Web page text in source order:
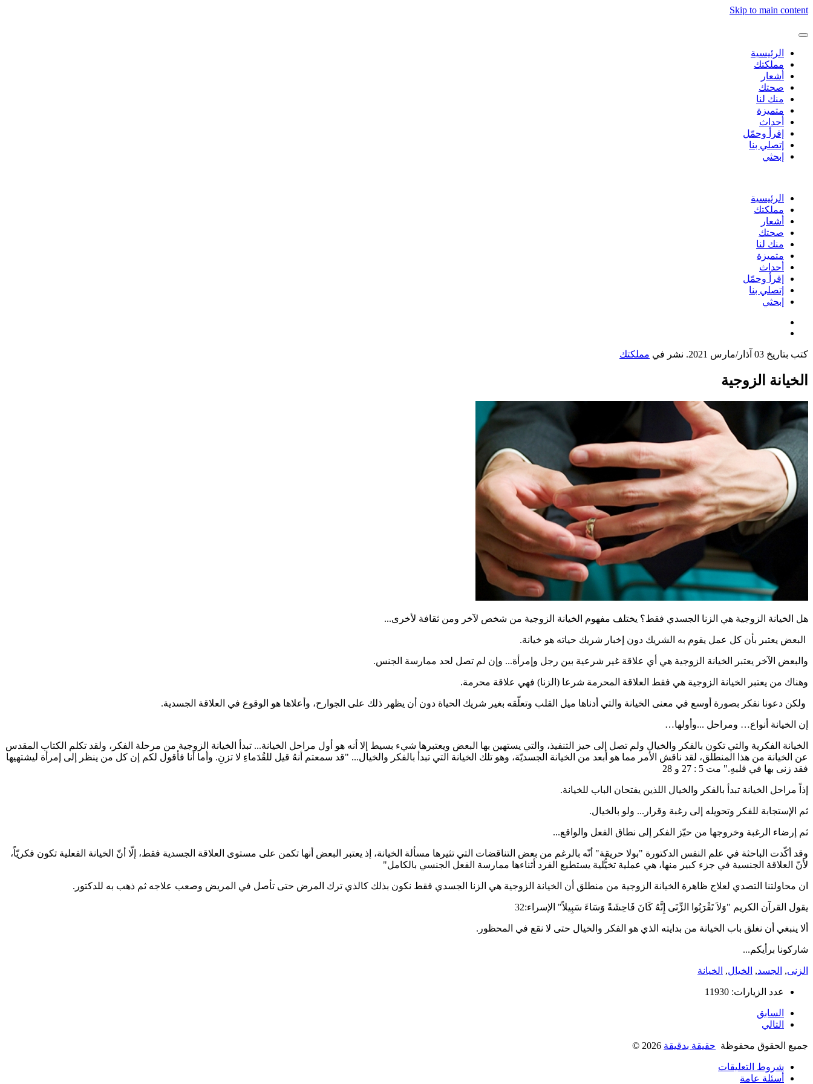
Skip to main content
الرئيسية
مملكتك
أشعار
صحتك
منك لنا
متميزة
أحداث
إقرأ وحمّل
إتصلي بنا
إبحثي
الرئيسية
مملكتك
أشعار
صحتك
منك لنا
متميزة
أحداث
إقرأ وحمّل
إتصلي بنا
إبحثي
كتب بتاريخ 03 آذار/مارس 2021 . نشر في مملكتك
الخيانة الزوجية
هل الخيانة الزوجية هي الزنا الجسدي فقط؟ يختلف مفهوم الخيانة الزوجية من شخص لآخر ومن ثقافة لأخرى...
البعض يعتبر بأن كل عمل يقوم به الشريك دون إخبار شريك حياته هو خيانة.
والبعض الآخر يعتبر الخيانة الزوجية هي أي علاقة غير شرعية بين رجل وإمرأة... وإن لم تصل لحد ممارسة الجنس.
وهناك من يعتبر الخيانة الزوجية هي فقط العلاقة المحرمة شرعا (الزنا) فهي علاقة محرمة.
ولكن دعونا نفكر بصورة أوسع في معنى الخيانة والتي أدناها ميل القلب وتعلّقه بغير شريك الحياة دون أن يظهر ذلك على الجوارح، وأعلاها هو الوقوع في العلاقة الجسدية.
إن الخيانة أنواع… ومراحل ...وأولها…
الخيانة الفكرية والتي تكون بالفكر والخيال ولم تصل إلى حيز التنفيذ، والتي يستهين بها البعض ويعتبرها شيء بسيط إلا أنه هو أول مراحل الخيانة... تبدأ الخيانة الزوجية من مرحلة الفكر، ولقد تكلم الكتاب المقدس
عن الخيانة من هذا المنطلق، لقد ناقش الأمر مما هو أبعد من الخيانة الجسديّة، وهو تلك الخيانة التي تبدأ بالفكر والخيال... "قد سمعتم أنهُ قيل للقُدَماءِ لا تزنِ. وأما أنا فأقول لكم إن كل من ينظر إلى إمرأة ليشتهيها
فقد زنى بها في قلبهِ." مت 5 : 27 و 28
إذاً مراحل الخيانة تبدأ بالفكر والخيال اللذين يفتحان الباب للخيانة.
ثم الإستجابة للفكر وتحويله إلى رغبة وقرار... ولو بالخيال.
ثم إرضاء الرغبة وخروجها من حيّز الفكر إلى نطاق الفعل والواقع...
وقد أكّدت الباحثة في علم النفس الدكتورة "بولا حريقة" أنّه بالرغم من بعض التناقضات التي تثيرها مسألة الخيانة، إذ يعتبر البعض أنها تكمن على مستوى العلاقة الجسدية فقط، إلّا أنّ الخيانة الفعلية تكون فكريّاً،
لأنّ العلاقة الجنسية في جزء كبير منها، هي عملية تخيُّلية يستطيع الفرد أثناءها ممارسة الفعل الجنسي بالكامل"
ان محاولتنا التصدي لعلاج ظاهرة الخيانة الزوجية من منطلق أن الخيانة الزوجية هي الزنا الجسدي فقط نكون بذلك كالذي ترك المرض حتى تأصل في المريض وصعب علاجه ثم ذهب به للدكتور.
يقول القرآن الكريم "وَلاَ تَقْرَبُوا الزِّنَى إِنَّهُ كَانَ فَاحِشَةً وَسَاءَ سَبِيلاً" الإسراء:32
ألا ينبغي أن نغلق باب الخيانة من بدايته الذي هو الفكر والخيال حتى لا نقع في المحظور.
شاركونا برأيكم...
الزنى, الجسد, الخيال, الخيانة
عدد الزيارات: 11930
السابق
التالي
جميع الحقوق محفوظة حقيقة بدقيقة 2026
©
شروط التعليقات
أسئلة عامة